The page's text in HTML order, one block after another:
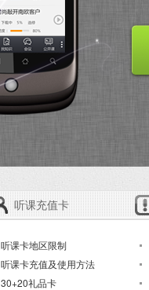
听课充值卡
听课卡地区限制
听课卡充值及使用方法
30+20礼品卡